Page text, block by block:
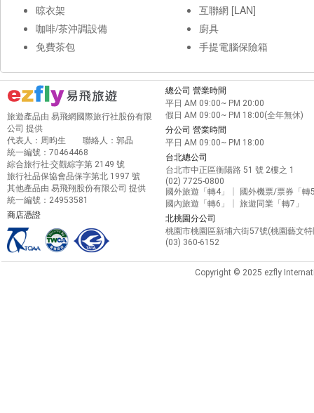
晾衣架
咖啡/茶沖調設備
免費茶包
互聯網 [LAN]
廚具
手提電腦保險箱